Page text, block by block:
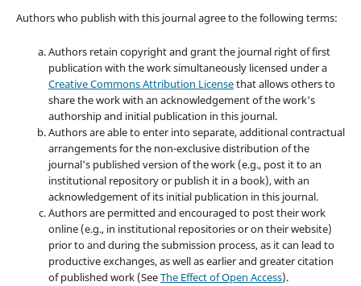
Authors who publish with this journal agree to the following terms:
Authors retain copyright and grant the journal right of first
publication with the work simultaneously licensed under a
Creative Commons Attribution Licensethat allows others to
share the work with an acknowledgement of the work's
authorship and initial publication in this journal.
Authors are able to enter into separate, additional contractual
arrangements for the non-exclusive distribution of the
journal's published version of the work (e.g., post it to an
institutional repository or publish it in a book), with an
acknowledgement of its initial publication in this journal.
Authors are permitted and encouraged to post their work
online (e.g., in institutional repositories or on their website)
prior to and during the submission process, as it can lead to
productive exchanges, as well as earlier and greater citation
of published work (SeeThe Effect of Open Access).